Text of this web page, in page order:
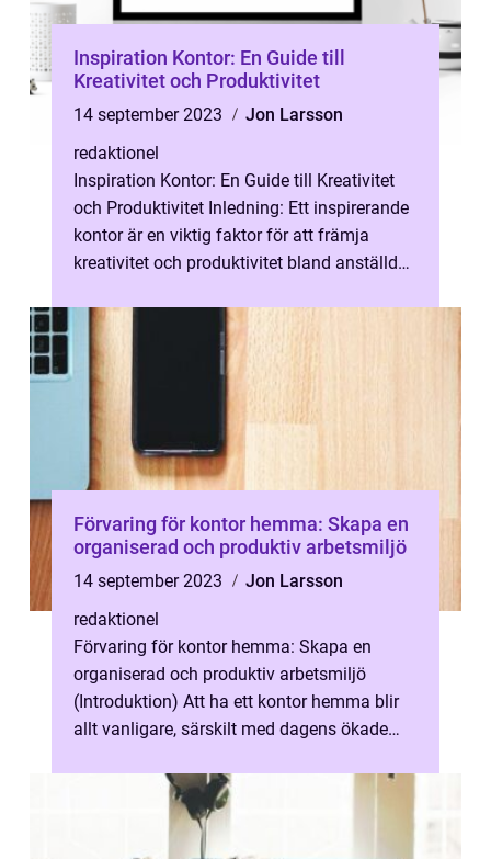
Inspiration Kontor: En Guide till
Kreativitet och Produktivitet
14 september 2023
Jon Larsson
redaktionel
Inspiration Kontor: En Guide till Kreativitet
och Produktivitet Inledning: Ett inspirerande
kontor är en viktig faktor för att främja
kreativitet och produktivitet bland anställda.
Förvaring för kontor hemma: Skapa en
organiserad och produktiv arbetsmiljö
14 september 2023
Jon Larsson
redaktionel
Förvaring för kontor hemma: Skapa en
organiserad och produktiv arbetsmiljö
(Introduktion) Att ha ett kontor hemma blir
allt vanligare, särskilt med dagens ökade